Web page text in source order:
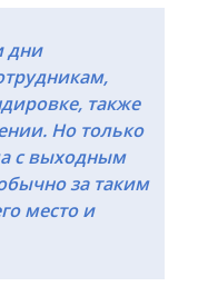
дни
также
Но только
с выходным
за таким
место и